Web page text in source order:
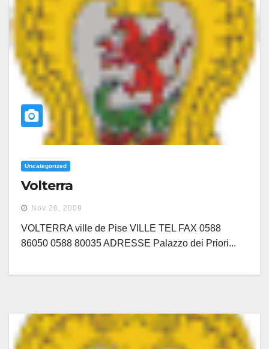
Uncategorized
Volterra
Nov 26, 2009
VOLTERRA ville de Pise VILLE TEL FAX 0588
86050 0588 80035 ADRESSE Palazzo dei Priori...